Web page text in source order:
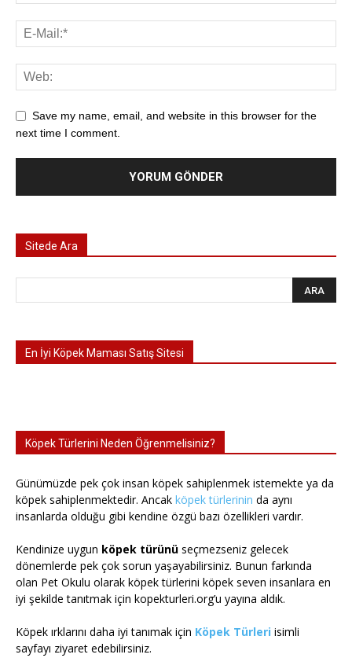
Save my name, email, and website in this browser for the
next time I comment.
Sitede Ara
En İyi Köpek Maması Satış Sitesi
Köpek Türlerini Neden Öğrenmelisiniz?
Günümüzde pek çok insan köpek sahiplenmek istemekte ya da
köpek sahiplenmektedir. Ancak köpek türlerinin da aynı
insanlarda olduğu gibi kendine özgü bazı özellikleri vardır.
Kendinize uygun köpek türünü seçmezseniz gelecek
dönemlerde pek çok sorun yaşayabilirsiniz. Bunun farkında
olan Pet Okulu olarak köpek türlerini köpek seven insanlara en
iyi şekilde tanıtmak için kopekturleri.org’u yayına aldık.
Köpek ırklarını daha iyi tanımak için Köpek Türleri isimli
sayfayı ziyaret edebilirsiniz.